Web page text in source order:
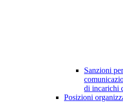
Sanzioni
di incarichi
Posizioni